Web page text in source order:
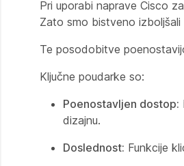
Pri uporabi naprave Cisco
Zato smo bistveno
Te posodobitve
Ključne poudarke so:
Poenostavljen dostop:
dizajnu.
Doslednost: Funkcije